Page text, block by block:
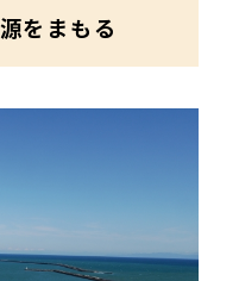
をまもる